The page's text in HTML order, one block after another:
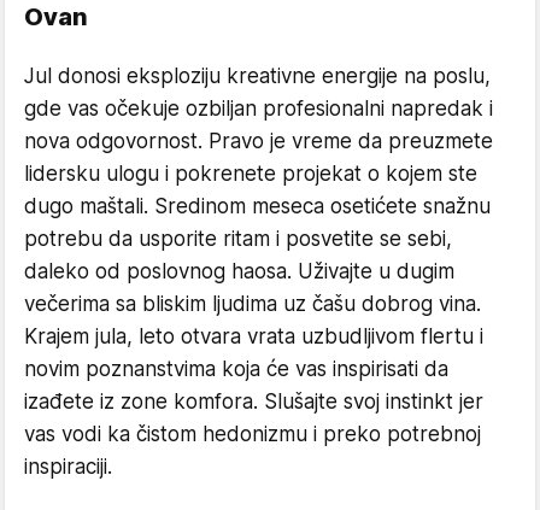
Ovan
Jul donosi eksploziju kreativne energije na poslu,
gde vas očekuje ozbiljan profesionalni napredak i
nova odgovornost. Pravo je vreme da preuzmete
lidersku ulogu i pokrenete projekat o kojem ste
dugo maštali. Sredinom meseca osetićete snažnu
potrebu da usporite ritam i posvetite se sebi,
daleko od poslovnog haosa. Uživajte u dugim
večerima sa bliskim ljudima uz čašu dobrog vina.
Krajem jula, leto otvara vrata uzbudljivom flertu i
novim poznanstvima koja će vas inspirisati da
izađete iz zone komfora. Slušajte svoj instinkt jer
vas vodi ka čistom hedonizmu i preko potrebnoj
inspiraciji.